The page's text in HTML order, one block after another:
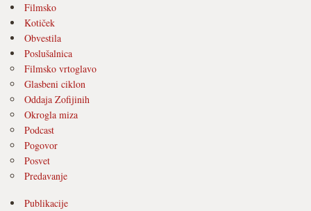
Filmsko
Kotiček
Obvestila
Poslušalnica
Filmsko vrtoglavo
Glasbeni ciklon
Oddaja Zofijinih
Okrogla miza
Podcast
Pogovor
Posvet
Predavanje
Publikacije